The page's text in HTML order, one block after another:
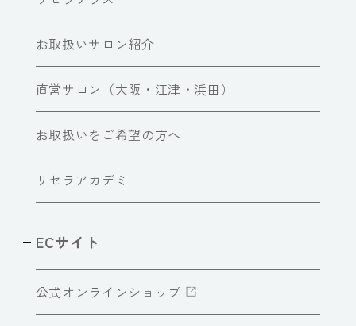
お取扱いサロン紹介
直営サロン（大阪・江津・浜田）
お取扱いをご希望の方へ
リセラアカデミー
ECサイト
公式オンラインショップ